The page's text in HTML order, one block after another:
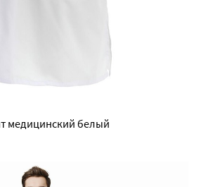
медицинский белый